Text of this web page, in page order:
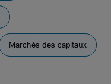
Marchés des capitaux